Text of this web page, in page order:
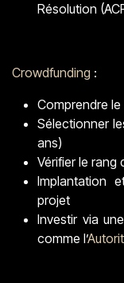
Résolution
Crowdfunding :
Comprendre
Sélectionner
ans)
Vérifier le rang
Implantation
projet
Investir via
comme l’